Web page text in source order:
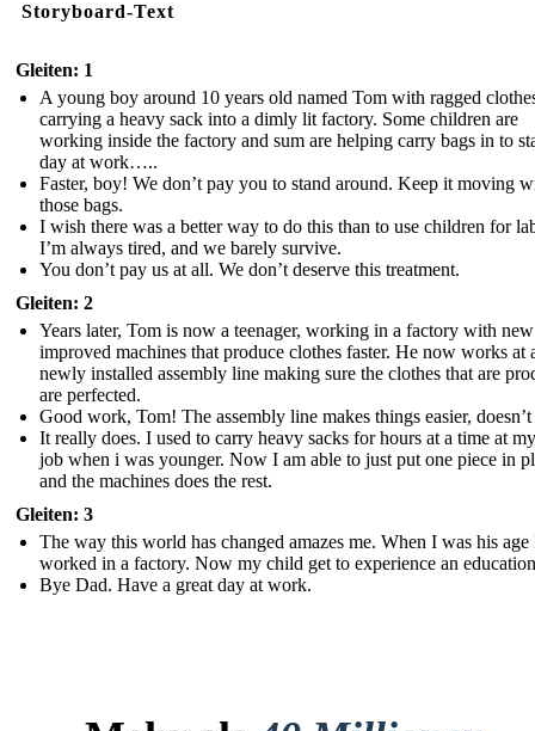
Storyboard-Text
Gleiten: 1
A young boy around 10 years old named Tom with ragged
carrying a heavy sack into a dimly lit factory. Some children are
working inside the factory and sum are helping carry bags in to
day at work…..
Faster, boy! We don’t pay you to stand around. Keep it moving
those bags.
I wish there was a better way to do this than to use children for
I’m always tired, and we barely survive.
You don’t pay us at all. We don’t deserve this treatment.
Gleiten: 2
Years later, Tom is now a teenager, working in a factory with
improved machines that produce clothes faster. He now works at
newly installed assembly line making sure the clothes that are
are perfected.
Good work, Tom! The assembly line makes things easier,
It really does. I used to carry heavy sacks for hours at a time at
job when i was younger. Now I am able to just put one piece in
and the machines does the rest.
Gleiten: 3
The way this world has changed amazes me. When I was his age
worked in a factory. Now my child get to experience an
Bye Dad. Have a great day at work.